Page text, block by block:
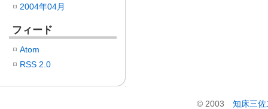
2004年04月
フィード
Atom
RSS 2.0
© 2003 知床三